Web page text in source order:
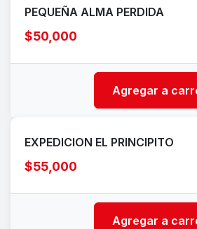
PEQUEÑA ALMA PERDIDA
$50,000
Agregar a
EXPEDICION EL PRINCIPITO
$55,000
Agregar a